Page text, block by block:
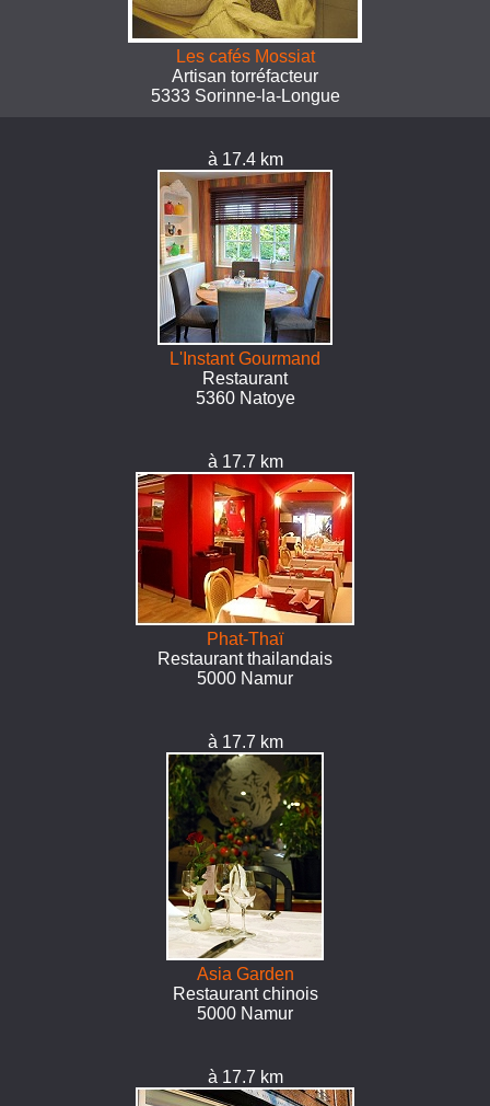
Les cafés Mossiat
Artisan torréfacteur
5333 Sorinne-la-Longue
à 17.4 km
L'Instant Gourmand
Restaurant
5360 Natoye
à 17.7 km
Phat-Thaï
Restaurant thailandais
5000 Namur
à 17.7 km
Asia Garden
Restaurant chinois
5000 Namur
à 17.7 km